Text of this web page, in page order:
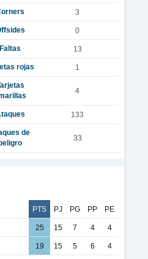
3
0
Faltas 13
rojas 1
4
133
de
33
PTS PJ PG PP PE
25 15 7 4 4
19 15 5 6 4